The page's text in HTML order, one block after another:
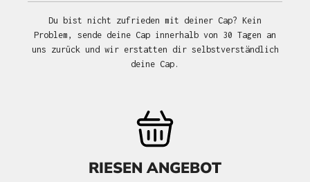
Du bist nicht zufrieden mit deiner Cap? Kein
Problem, sende deine Cap innerhalb von 30 Tagen an
uns zurück und wir erstatten dir selbstverständlich
deine Cap.
RIESEN ANGEBOT